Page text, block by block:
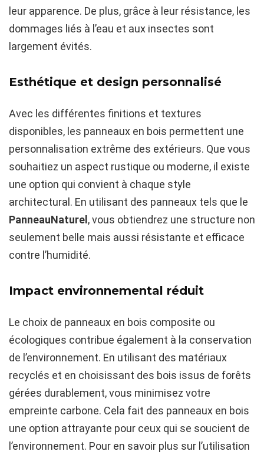
leur apparence. De plus, grâce à leur résistance, les
dommages liés à l’eau et aux insectes sont
largement évités.
Esthétique et design personnalisé
Avec les différentes finitions et textures
disponibles, les panneaux en bois permettent une
personnalisation extrême des extérieurs. Que vous
souhaitiez un aspect rustique ou moderne, il existe
une option qui convient à chaque style
architectural. En utilisant des panneaux tels que le
PanneauNaturel , vous obtiendrez une structure non
seulement belle mais aussi résistante et efficace
contre l’humidité.
Impact environnemental réduit
Le choix de panneaux en bois composite ou
écologiques contribue également à la conservation
de l’environnement. En utilisant des matériaux
recyclés et en choisissant des bois issus de forêts
gérées durablement, vous minimisez votre
empreinte carbone. Cela fait des panneaux en bois
une option attrayante pour ceux qui se soucient de
l’environnement. Pour en savoir plus sur l’utilisation